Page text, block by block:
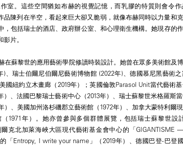
室。這些空間猶如布赫的視覺記憶，而乳膠的特質則會令
品陳列在半空，看起來巨大卻又脆弱，就像布赫同時以力量和
，包括瑞士的酒店、政府辦公室、和心理衛生機構。她現存的
片。
在蘇黎世的應用藝術學院修讀時裝設計。她曾在眾多美術館及
)、瑞士伯爾尼伯爾尼藝術博物館 (2022年)、德國慕尼黑藝術
國紐約立木畫廊（2019年）；英國倫敦Parasol Unit當代藝術
）、法國巴黎瑞士藝術中心（2013年）、瑞士蘇黎世米格羅斯
）、美國加州洛杉磯郡立藝術館（1972年）、加拿大蒙特利爾
1971年）。她亦曾參與多個群體展覽，包括瑞士蘇黎世設
爾克北加萊海峽大區現代藝術基金會中心的「GIGANTISME
「Entropy, I write your name」（2019年）、德國巴登-巴登